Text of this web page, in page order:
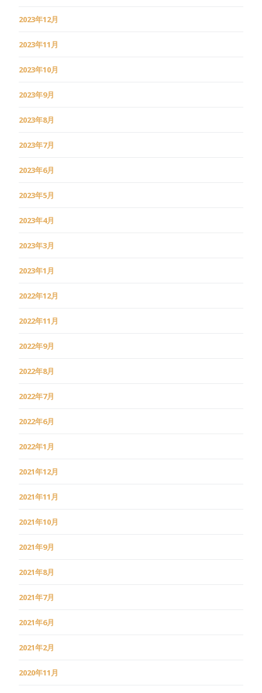
2023年12月
2023年11月
2023年10月
2023年9月
2023年8月
2023年7月
2023年6月
2023年5月
2023年4月
2023年3月
2023年1月
2022年12月
2022年11月
2022年9月
2022年8月
2022年7月
2022年6月
2022年1月
2021年12月
2021年11月
2021年10月
2021年9月
2021年8月
2021年7月
2021年6月
2021年2月
2020年11月